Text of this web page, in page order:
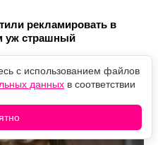
рекламировать в
уж страшный
с использованием файлов
данных в соответствии